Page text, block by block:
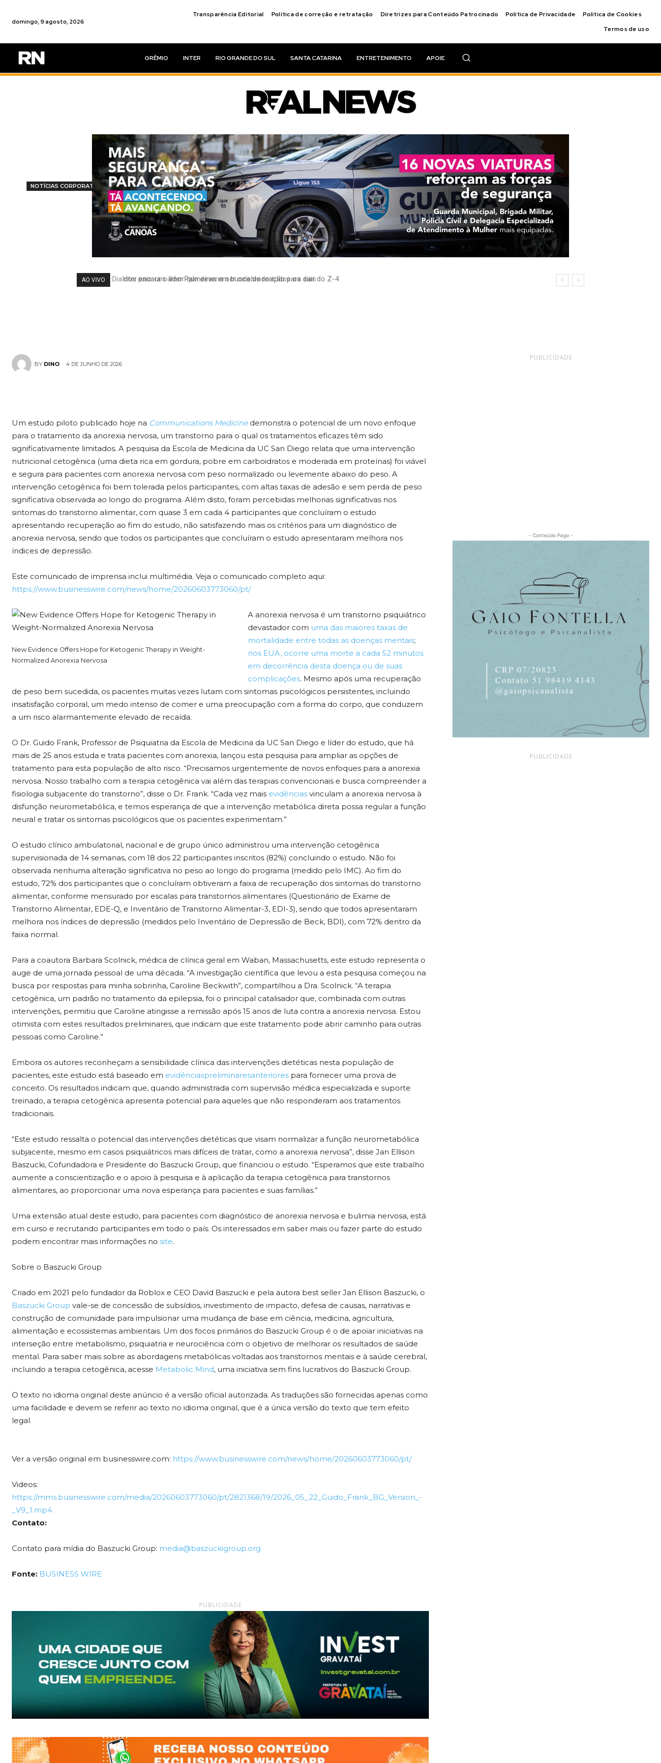
domingo, 9 agosto, 2026
Transparência Editorial Política de correção e retratação Diretrizes para Conteúdo Patrocinado Política de Privacidade
Política de Cookies
Termos de uso
GRÊMIO INTER RIO GRANDE DO SUL SANTA CATARINA ENTRETENIMENTO APOIE
AO VIVO Inter encara o líder Palmeiras em busca de reação para sair do Z-4
NOTÍCIAS CORPORATIVAS
Novas evidências oferecem
esperança para a terapia
cetogênica no tratamento da
BY DINO 4 DE JUNHO DE 2026
Um estudo piloto publicado hoje na Communications Medicinedemonstra o potencial de um novo enfoque
para o tratamento da anorexia nervosa, um transtorno para o qual os tratamentos eficazes têm sido
significativamente limitados. A pesquisa da Escola de Medicina da UC San Diego relata que uma intervenção
nutricional cetogênica (uma dieta rica em gordura, pobre em carboidratos e moderada em proteínas) foi viável
e segura para pacientes com anorexia nervosa com peso normalizado ou levemente abaixo do peso. A
intervenção cetogênica foi bem tolerada pelos participantes, com altas taxas de adesão e sem perda de peso
significativa observada ao longo do programa. Além disto, foram percebidas melhorias significativas nos
sintomas do transtorno alimentar, com quase 3 em cada 4 participantes que concluíram o estudo
apresentando recuperação ao fim do estudo, não satisfazendo mais os critérios para um diagnóstico de
anorexia nervosa, sendo que todos os participantes que concluíram o estudo apresentaram melhora nos
índices de depressão.
Este comunicado de imprensa inclui multimédia. Veja o comunicado completo aqui:
https://www.businesswire.com/news/home/20260603773060/pt/
New Evidence Offers Hope for Ketogenic Therapy in Weight-
Normalized Anorexia Nervosa
A anorexia nervosa é um transtorno psiquiátrico
devastador com uma das maiores taxas de
mortalidade entre todas as doenças mentais;
nos EUA, ocorre uma morte a cada 52 minutos
em decorrência desta doença ou de suas
complicações. Mesmo após uma recuperação
de peso bem sucedida, os pacientes muitas vezes lutam com sintomas psicológicos persistentes, incluindo
insatisfação corporal, um medo intenso de comer e uma preocupação com a forma do corpo, que conduzem
a um risco alarmantemente elevado de recaída.
O Dr. Guido Frank, Professor de Psiquiatria da Escola de Medicina da UC San Diego e líder do estudo, que há
mais de 25 anos estuda e trata pacientes com anorexia, lançou esta pesquisa para ampliar as opções de
tratamento para esta população de alto risco. “Precisamos urgentemente de novos enfoques para a anorexia
nervosa. Nosso trabalho com a terapia cetogênica vai além das terapias convencionais e busca compreender a
fisiologia subjacente do transtorno”, disse o Dr. Frank. “Cada vez mais evidências vinculam a anorexia nervosa à
disfunção neurometabólica, e temos esperança de que a intervenção metabólica direta possa regular a função
neural e tratar os sintomas psicológicos que os pacientes experimentam.”
O estudo clínico ambulatorial, nacional e de grupo único administrou uma intervenção cetogênica
supervisionada de 14 semanas, com 18 dos 22 participantes inscritos (82%) concluindo o estudo. Não foi
observada nenhuma alteração significativa no peso ao longo do programa (medido pelo IMC). Ao fim do
estudo, 72% dos participantes que o concluíram obtiveram a faixa de recuperação dos sintomas do transtorno
alimentar, conforme mensurado por escalas para transtornos alimentares (Questionário de Exame de
Transtorno Alimentar, EDE-Q, e Inventário de Transtorno Alimentar-3, EDI-3), sendo que todos apresentaram
melhora nos índices de depressão (medidos pelo Inventário de Depressão de Beck, BDI), com 72% dentro da
faixa normal.
Para a coautora Barbara Scolnick, médica de clínica geral em Waban, Massachusetts, este estudo representa o
auge de uma jornada pessoal de uma década. “A investigação científica que levou a esta pesquisa começou na
busca por respostas para minha sobrinha, Caroline Beckwith”, compartilhou a Dra. Scolnick. “A terapia
cetogênica, um padrão no tratamento da epilepsia, foi o principal catalisador que, combinada com outras
intervenções, permitiu que Caroline atingisse a remissão após 15 anos de luta contra a anorexia nervosa. Estou
otimista com estes resultados preliminares, que indicam que este tratamento pode abrir caminho para outras
pessoas como Caroline.”
Embora os autores reconheçam a sensibilidade clínica das intervenções dietéticas nesta população de
pacientes, este estudo está baseado em evidênciaspreliminaresanteriores para fornecer uma prova de
conceito. Os resultados indicam que, quando administrada com supervisão médica especializada e suporte
treinado, a terapia cetogênica apresenta potencial para aqueles que não responderam aos tratamentos
tradicionais.
“Este estudo ressalta o potencial das intervenções dietéticas que visam normalizar a função neurometabólica
subjacente, mesmo em casos psiquiátricos mais difíceis de tratar, como a anorexia nervosa”, disse Jan Ellison
Baszucki, Cofundadora e Presidente do Baszucki Group, que financiou o estudo. “Esperamos que este trabalho
aumente a conscientização e o apoio à pesquisa e à aplicação da terapia cetogênica para transtornos
alimentares, ao proporcionar uma nova esperança para pacientes e suas famílias.”
Uma extensão atual deste estudo, para pacientes com diagnóstico de anorexia nervosa e bulimia nervosa, está
em curso e recrutando participantes em todo o país. Os interessados ​​em saber mais ou fazer parte do estudo
podem encontrar mais informações no site.
Sobre o Baszucki Group
Criado em 2021 pelo fundador da Roblox e CEO David Baszucki e pela autora best seller Jan Ellison Baszucki, o
Baszucki Group vale-se de concessão de subsídios, investimento de impacto, defesa de causas, narrativas e
construção de comunidade para impulsionar uma mudança de base em ciência, medicina, agricultura,
alimentação e ecossistemas ambientais. Um dos focos primários do Baszucki Group é o de apoiar iniciativas na
interseção entre metabolismo, psiquiatria e neurociência com o objetivo de melhorar os resultados de saúde
mental. Para saber mais sobre as abordagens metabólicas voltadas aos transtornos mentais e à saúde cerebral,
incluindo a terapia cetogênica, acesse Metabolic Mind, uma iniciativa sem fins lucrativos do Baszucki Group.
O texto no idioma original deste anúncio é a versão oficial autorizada. As traduções são fornecidas apenas como
uma facilidade e devem se referir ao texto no idioma original, que é a única versão do texto que tem efeito
legal.
Ver a versão original em businesswire.com: https://www.businesswire.com/news/home/20260603773060/pt/
Videos:
https://mms.businesswire.com/media/20260603773060/pt/2821368/19/2026_05_22_Guido_Frank_BG_Version_-
_V9_1.mp4
Contato:
Contato para mídia do Baszucki Group: media@baszuckigroup.org
Fonte: BUSINESS WIRE
PUBLICIDADE
PUBLICIDADE
- Conteúdo Pago -
PUBLICIDADE